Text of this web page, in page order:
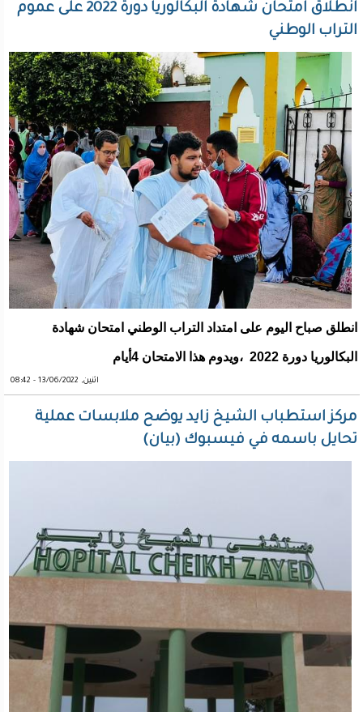
انطلاق امتحان شهادة البكالوريا دورة 2022 على عموم
التراب الوطني
انطلق صباح اليوم على امتداد التراب الوطني امتحان شهادة
البكالوريا دورة 2022 ،ويدوم هذا الامتحان 4أيام
اثنين, 13/06/2022 - 08:42
مركز استطباب الشيخ زايد يوضح ملابسات عملية
تحايل باسمه في فيسبوك (بيان)